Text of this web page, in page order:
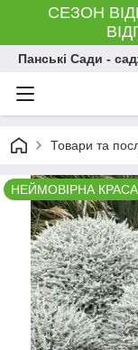
СЕЗОН
Панські Сади -
Товари та
НЕЙМОВІРНА КРАСА